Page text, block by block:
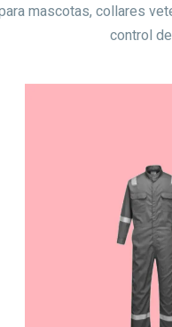
mascotas, collares
control